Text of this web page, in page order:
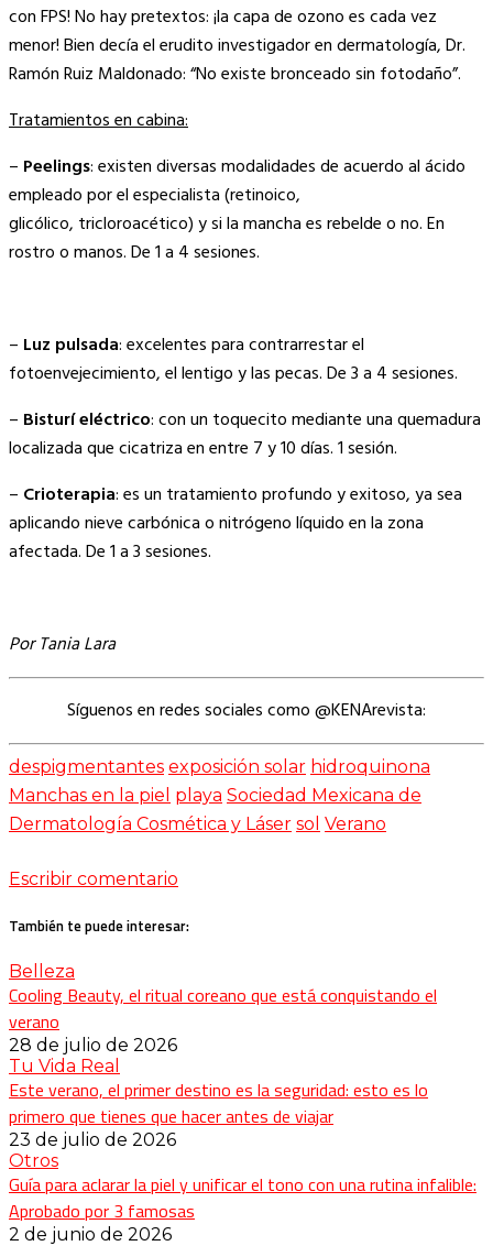
con FPS! No hay pretextos: ¡la capa de ozono es cada vez
menor! Bien decía el erudito investigador en dermatología, Dr.
Ramón Ruiz Maldonado: “No existe bronceado sin fotodaño”.
Tratamientos en cabina:
– Peelings: existen diversas modalidades de acuerdo al ácido
empleado por el especialista (retinoico,
glicólico, tricloroacético) y si la mancha es rebelde o no. En
rostro o manos. De 1 a 4 sesiones.
– Luz pulsada: excelentes para contrarrestar el
fotoenvejecimiento, el lentigo y las pecas. De 3 a 4 sesiones.
– Bisturí eléctrico: con un toquecito mediante una quemadura
localizada que cicatriza en entre 7 y 10 días. 1 sesión.
– Crioterapia: es un tratamiento profundo y exitoso, ya sea
aplicando nieve carbónica o nitrógeno líquido en la zona
afectada. De 1 a 3 sesiones.
Por Tania Lara
Síguenos en redes sociales como @KENArevista:
despigmentantes exposición solar hidroquinona
Manchas en la piel playa Sociedad Mexicana de
Dermatología Cosmética y Láser sol Verano
Escribir comentario
También te puede interesar:
Belleza
Cooling Beauty, el ritual coreano que está conquistando el
verano
28 de julio de 2026
Tu Vida Real
Este verano, el primer destino es la seguridad: esto es lo
primero que tienes que hacer antes de viajar
23 de julio de 2026
Otros
Guía para aclarar la piel y unificar el tono con una rutina infalible:
Aprobado por 3 famosas
2 de junio de 2026